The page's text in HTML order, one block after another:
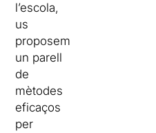
l’escola,
us
proposem
un parell
de
mètodes
eficaços
per